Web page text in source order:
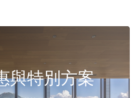
與特別方案